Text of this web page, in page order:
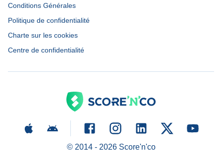
Conditions Générales
Politique de confidentialité
Charte sur les cookies
Centre de confidentialité
© 2014 - 2026Score'n'co